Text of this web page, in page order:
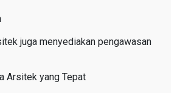
juga menyediakan pengawasan
Arsitek yang Tepat